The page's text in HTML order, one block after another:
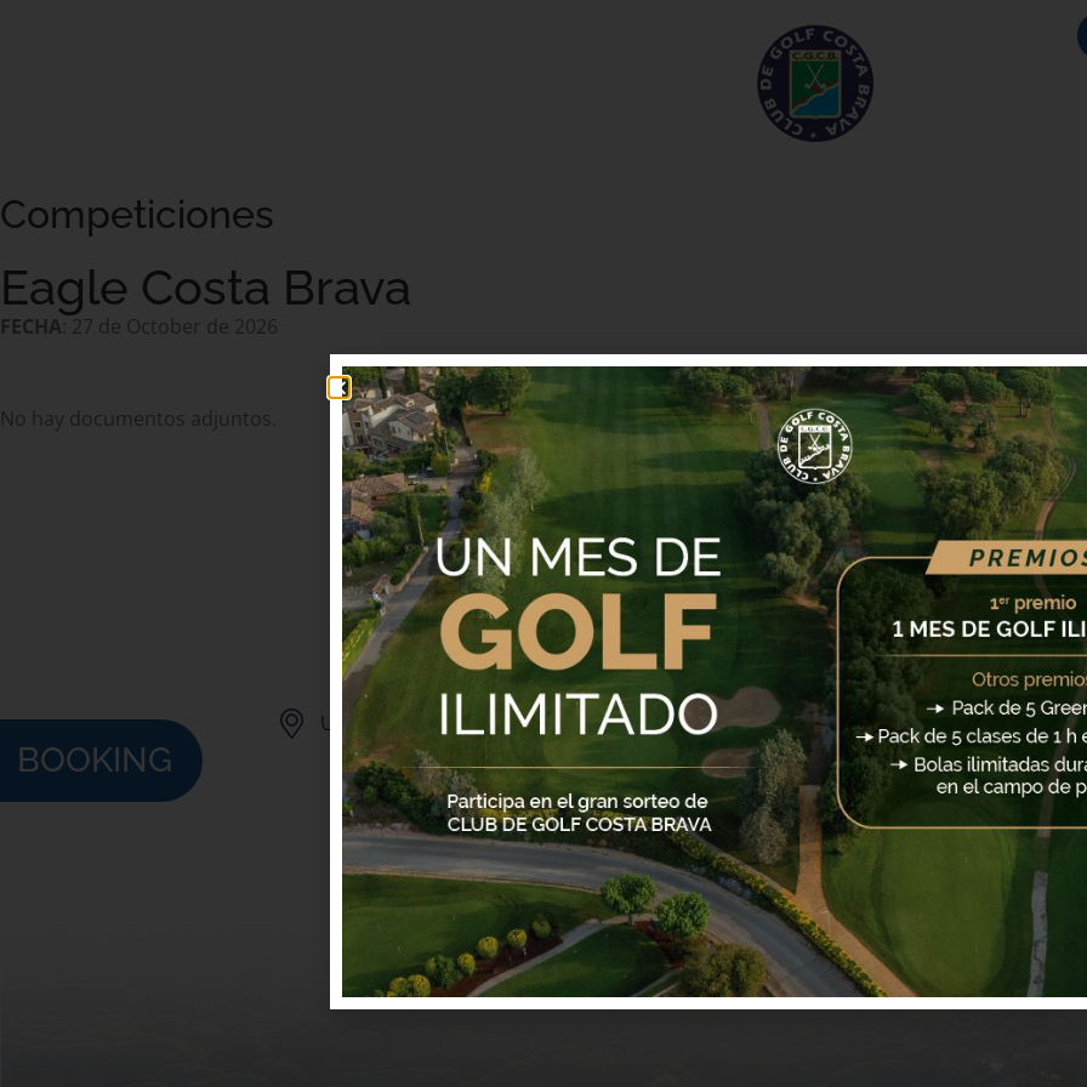
BOOKING
Competiciones
Eagle Costa Brava
FECHA : 27 de October de 2026
No hay documentos adjuntos.
Urb. Golf Costa Brava "La Masia" 17246 Santa Cristina d'Aro. COSTA BRAVA -
reservas@golfcostabrava.com
(+34) 972 837 150
Copyright Club de Golf Costa Brava © 2025